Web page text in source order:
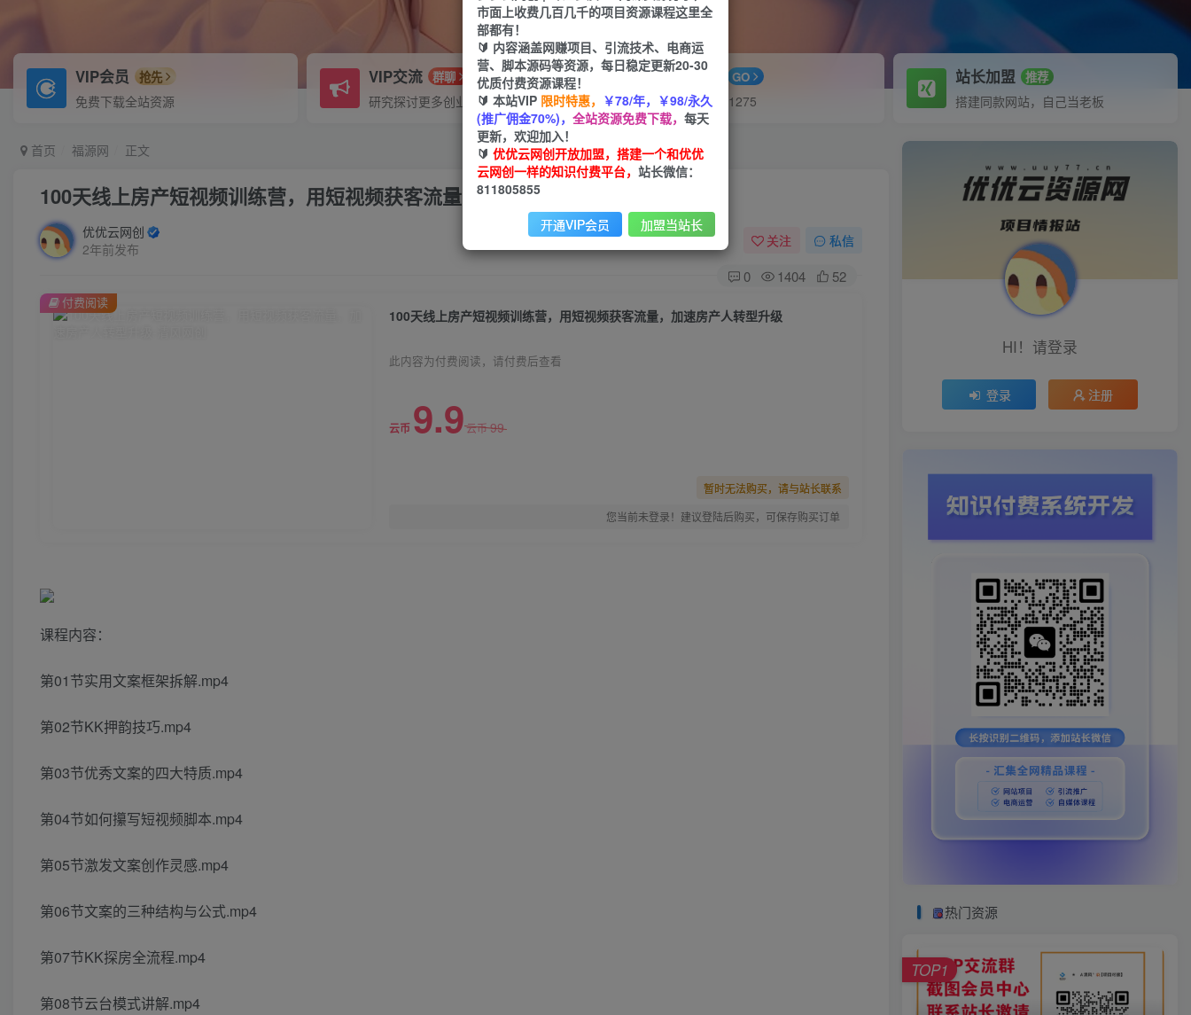
VIP会员 抢先
免费下载全站资源
VIP交流 群聊
研究探讨更多创业项目路子。
APP下载 GO
站长V：hu91275
站长加盟 推荐
搭建同款网站，自己当老板
首页 福源网 正文
100天线上房产短视频训练营，用短视频获客流量，加速房产人转型升级
优优云网创
2年前发布
关注 私信
0 1404 52
100天线上房产短视频训练营，用短视频获客流量，加速房产人转型升级
此内容为付费阅读，请付费后查看
云币 9.9云币99
暂时无法购买，请与站长联系
您当前未登录！建议登陆后购买，可保存购买订单
付费阅读
课程内容：
第01节实用文案框架拆解.mp4
第02节KK押韵技巧.mp4
第03节优秀文案的四大特质.mp4
第04节如何攥写短视频脚本.mp4
第05节激发文案创作灵感.mp4
第06节文案的三种结构与公式.mp4
第07节KK探房全流程.mp4
第08节云台模式讲解.mp4
HI！请登录
登录 注册
热门资源
TOP1
市面上收费几百几千的项目资源课程这里全
部都有！
🔰 内容涵盖网赚项目、引流技术、电商运
营、脚本源码等资源，每日稳定更新20-30
优质付费资源课程！
🔰 本站VIP 限时特惠， ￥78/年，￥98/永久
(推广佣金70%)， 全站资源免费下载， 每天
更新，欢迎加入！
🔰 优优云网创开放加盟，搭建一个和优优
云网创一样的知识付费平台， 站长微信：
811805855
开通VIP会员 加盟当站长